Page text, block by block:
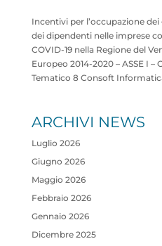
Incentivi per l’occupazione
dei dipendenti nelle imprese
COVID-19 nella Regione del
Europeo 2014-2020 – ASSE I –
Tematico 8 Consoft
ARCHIVI NEWS
Luglio 2026
Giugno 2026
Maggio 2026
Febbraio 2026
Gennaio 2026
Dicembre 2025